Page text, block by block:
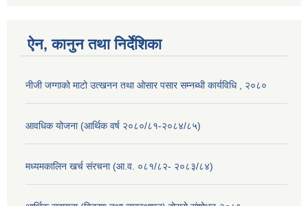
ऐन, कानुन तथा निर्देशिका
नीजी जग्गाको माटो उत्खनन तथा ओसार पसार सम्नब्धी कार्यविधि , २०८०
आवधिक योजना (आर्थिक वर्ष २०८०/८१-२०८४/८५)
मध्यमकालिन खर्च संरचना (आ.व. ०८१/८२- २०८३/८४)